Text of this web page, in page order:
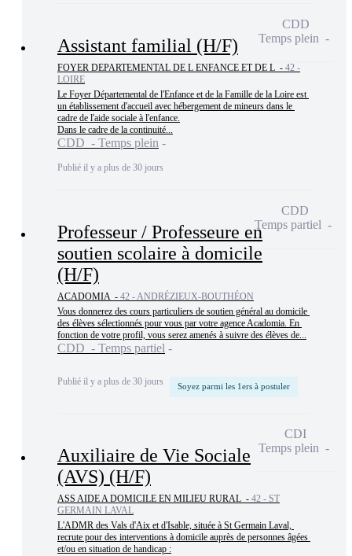
Assistant familial (H/F)
FOYER DEPARTEMENTAL DE L ENFANCE ET DE L - 42 -
LOIRE
Le Foyer Départemental de l'Enfance et de la Famille de la Loire est
un établissement d'accueil avec hébergement de mineurs dans le
cadre de l'aide sociale à l'enfance.
Dans le cadre de la continuité...
CDD - Temps plein
Publié il y a plus de 30 jours
CDD
Temps plein
Professeur / Professeure en
soutien scolaire à domicile
(H/F)
ACADOMIA - 42 - ANDRÉZIEUX-BOUTHÉON
Vous donnerez des cours particuliers de soutien général au domicile
des élèves sélectionnés pour vous par votre agence Acadomia. En
fonction de votre profil, vous serez amenés à suivre des élèves de...
CDD - Temps partiel
Publié il y a plus de 30 jours Soyez parmi les 1ers à postuler
CDD
Temps partiel
Auxiliaire de Vie Sociale
(AVS) (H/F)
ASS AIDE A DOMICILE EN MILIEU RURAL - 42 - ST
GERMAIN LAVAL
L'ADMR des Vals d'Aix et d'Isable, située à St Germain Laval,
recrute pour des interventions à domicile auprès de personnes âgées
et/ou en situation de handicap :
CDI
Temps plein